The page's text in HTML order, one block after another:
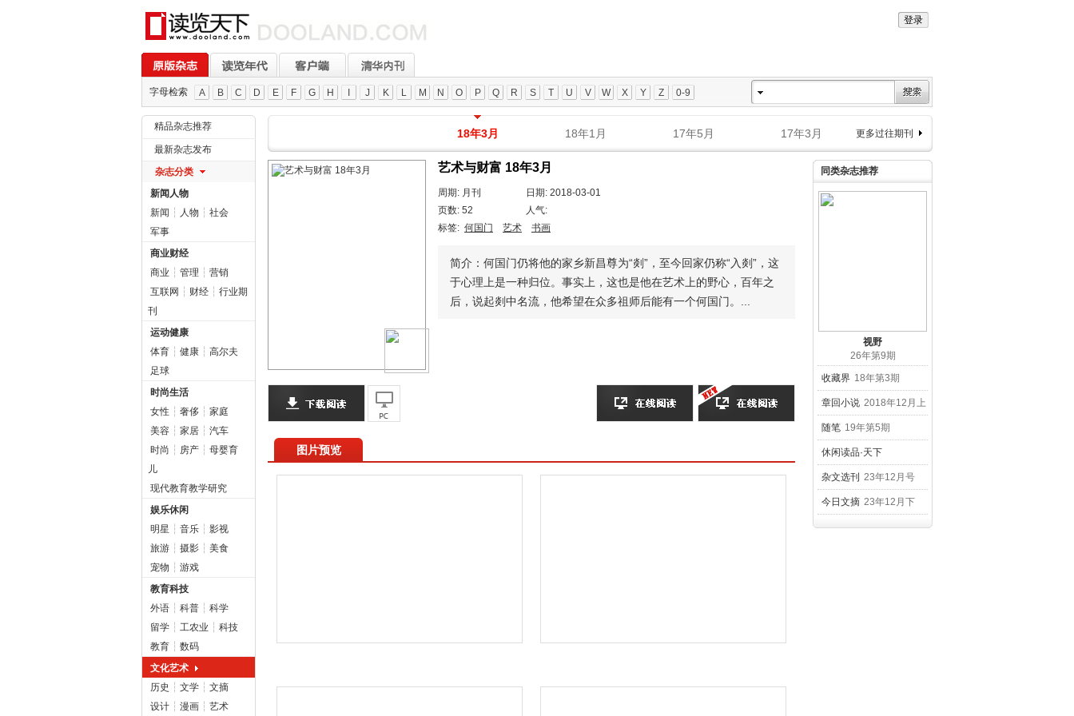
字母检索 A B C D E F G H J K L M N O P Q R S T U V W X Y Z 0-9
精品杂志推荐
最新杂志发布
杂志分类
新闻人物
新闻 ┆ 人物 ┆ 社会
军事
商业财经
商业 ┆ 管理 ┆ 营销
互联网 ┆ 财经 ┆ 行业期
刊
运动健康
体育 ┆ 健康 ┆ 高尔夫
足球
时尚生活
女性 ┆ 奢侈 ┆ 家庭
美容 ┆ 家居 ┆ 汽车
时尚 ┆ 房产 ┆ 母婴育
儿
现代教育教学研究
娱乐休闲
明星 ┆ 音乐 ┆ 影视
旅游 ┆ 摄影 ┆ 美食
宠物 ┆ 游戏
教育科技
外语 ┆ 科普 ┆ 科学
留学 ┆ 工农业 ┆ 科技
教育 ┆ 数码
文化艺术
历史 ┆ 文学 ┆ 文摘
设计 ┆ 漫画 ┆ 艺术
18年3月 18年1月 17年5月 17年3月 更多过往期刊
艺术与财富 18年3月
周期: 月刊
日期: 2018-03-01
页数: 52
人气:
标签: 何国门 艺术 书画
简介：何国门仍将他的家乡新昌尊为“剡”，至今回家仍称“入剡”，这
于心理上是一种归位。事实上，这也是他在艺术上的野心，百年之
后，说起剡中名流，他希望在众多祖师后能有一个何国门。...
图片预览
同类杂志推荐
视野
26年第9期
收藏界 18年第3期
章回小说 2018年12月上
随笔 19年第5期
休闲读品·天下
25年第三辑（精华版）
杂文选刊 23年12月号
今日文摘 23年12月下